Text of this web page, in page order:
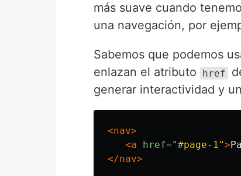
más suave cuando
una navegación, por
Sabemos que podemos
enlazan el atributo
href
generar interactividad y
<nav>
<a
href="#page-1">
</nav>